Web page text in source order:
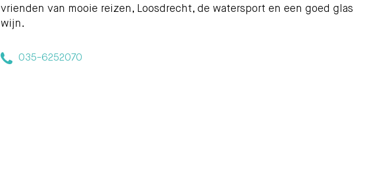
vrienden van mooie reizen, Loosdrecht, de watersport en een goed glas
wijn.
035-6252070